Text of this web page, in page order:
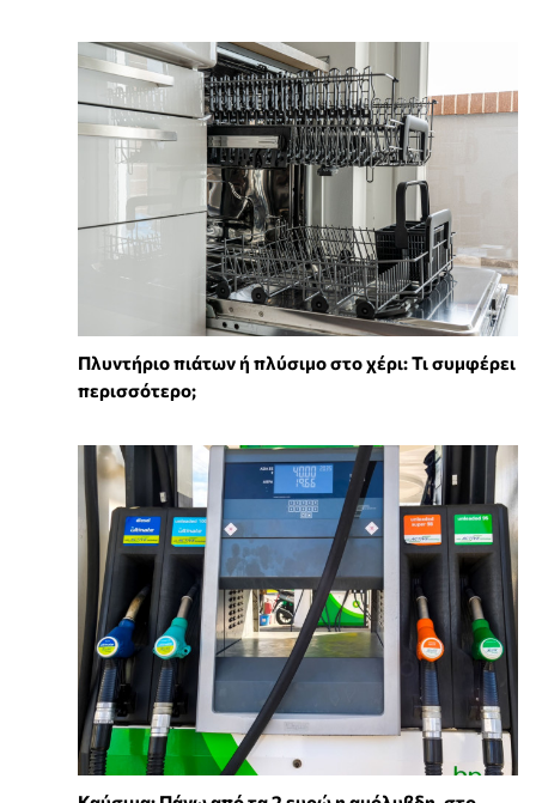
Πλυντήριο πιάτων ή πλύσιμο στο χέρι: Τι συμφέρει
περισσότερο;